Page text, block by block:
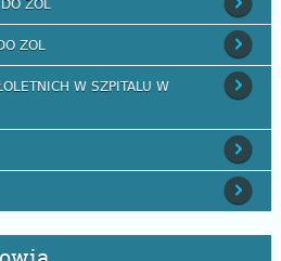
ZOL
W SZPITALU W